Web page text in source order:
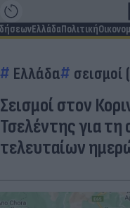
ΕλλάδαΠολιτική
Ελλάδα
Σεισμοί στον
Τσελέντης για
τελευταίων